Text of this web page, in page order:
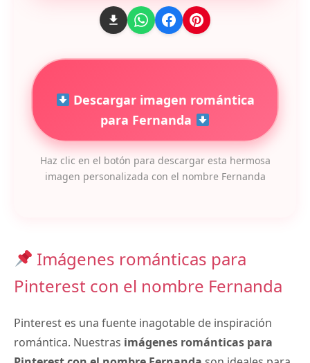
Descargar imagen romántica
para Fernanda
Haz clic en el botón para descargar esta hermosa
imagen personalizada con el nombre Fernanda
Imágenes románticas para
Pinterest con el nombre Fernanda
Pinterest es una fuente inagotable de inspiración
romántica. Nuestras imágenes románticas para